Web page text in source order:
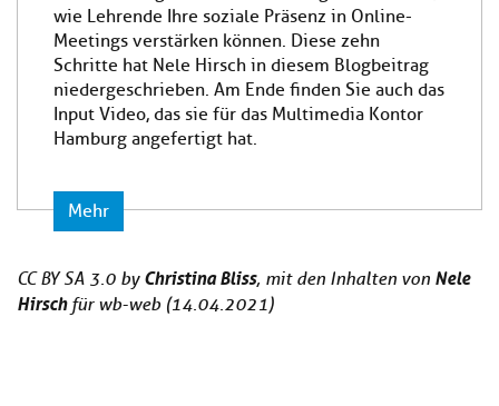
wie Lehrende Ihre soziale Präsenz in Online-
Meetings verstärken können. Diese zehn
Schritte hat Nele Hirsch in diesem Blogbeitrag
niedergeschrieben. Am Ende finden Sie auch das
Input Video, das sie für das Multimedia Kontor
Hamburg angefertigt hat.
Mehr
CC BY SA 3.0 by Christina Bliss, mit den Inhalten von Nele
Hirschfür wb-web (14.04.2021)